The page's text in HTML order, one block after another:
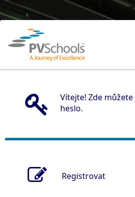
Vítejte! Zde
heslo.
Registrovat